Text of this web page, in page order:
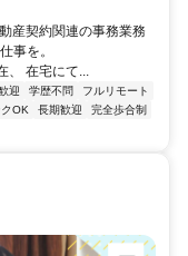
契約関連の事務業務
事を。
在宅にて...
迎 学歴不問
フルリモート
OK 長期歓迎
完全歩合制